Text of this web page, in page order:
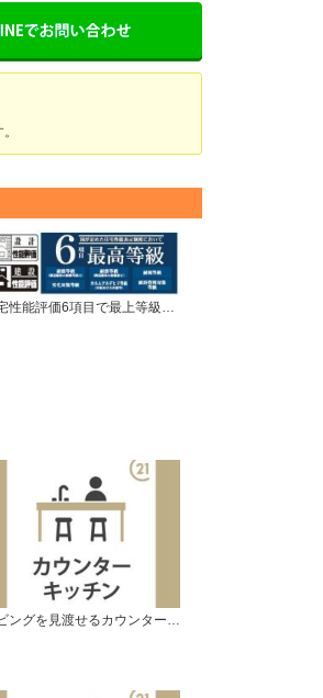
住宅性能評価6項目で最上等級取得の家。
リビングを見渡せるカウンターキッチン。